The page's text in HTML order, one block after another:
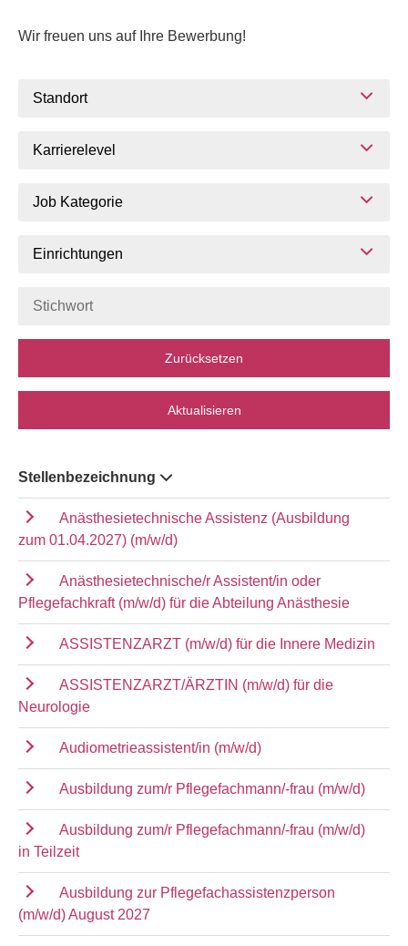
Wir freuen uns auf Ihre Bewerbung!
Standort
Karrierelevel
Job Kategorie
Einrichtungen
Zurücksetzen
Aktualisieren
Stellenbezeichnung
Anästhesietechnische Assistenz (Ausbildung
zum 01.04.2027) (m/w/d)
Anästhesietechnische/r Assistent/in oder
Pflegefachkraft (m/w/d) für die Abteilung Anästhesie
ASSISTENZARZT (m/w/d) für die Innere Medizin
ASSISTENZARZT/ÄRZTIN (m/w/d) für die
Neurologie
Audiometrieassistent/in (m/w/d)
Ausbildung zum/r Pflegefachmann/-frau (m/w/d)
Ausbildung zum/r Pflegefachmann/-frau (m/w/d)
in Teilzeit
Ausbildung zur Pflegefachassistenzperson
(m/w/d) August 2027